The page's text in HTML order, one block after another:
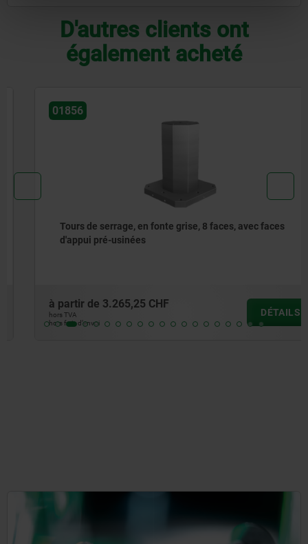
D'autres clients ont
également acheté
01856
Tours de serrage, en fonte grise, 8 faces, avec faces
d'appui pré-usinées
à partir de3.265,25 CHF
hors frais d’envoi
DÉTAILS